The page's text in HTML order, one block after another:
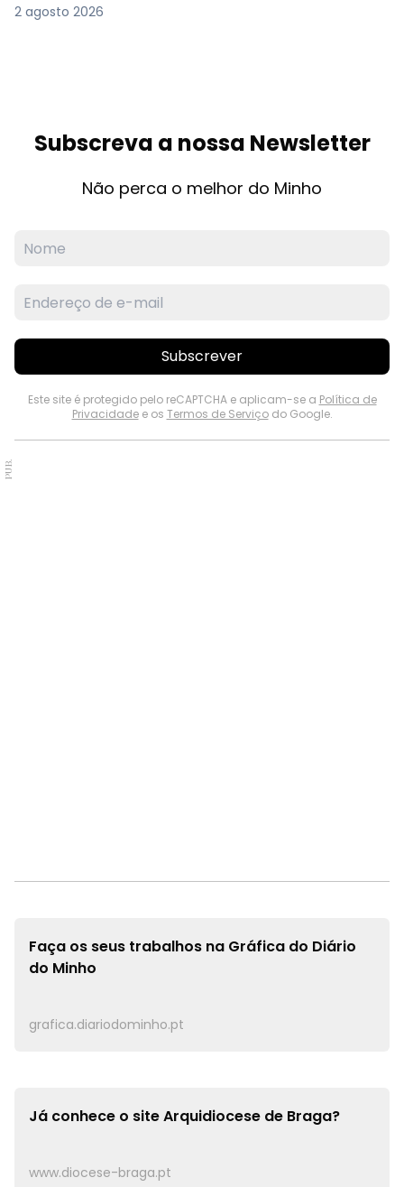
2 agosto 2026
Subscreva a nossa Newsletter
Não perca o melhor do Minho
Subscrever
Este site é protegido pelo reCAPTCHA e aplicam-se a Política de
Privacidadee os Termos de Serviçodo Google.
PUB.
Faça os seus trabalhos na Gráfica do Diário
do Minho
grafica.diariodominho.pt
Já conhece o siteArquidiocese de Braga?
www.diocese-braga.pt